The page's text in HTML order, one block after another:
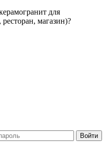
для
магазин)?
Войти